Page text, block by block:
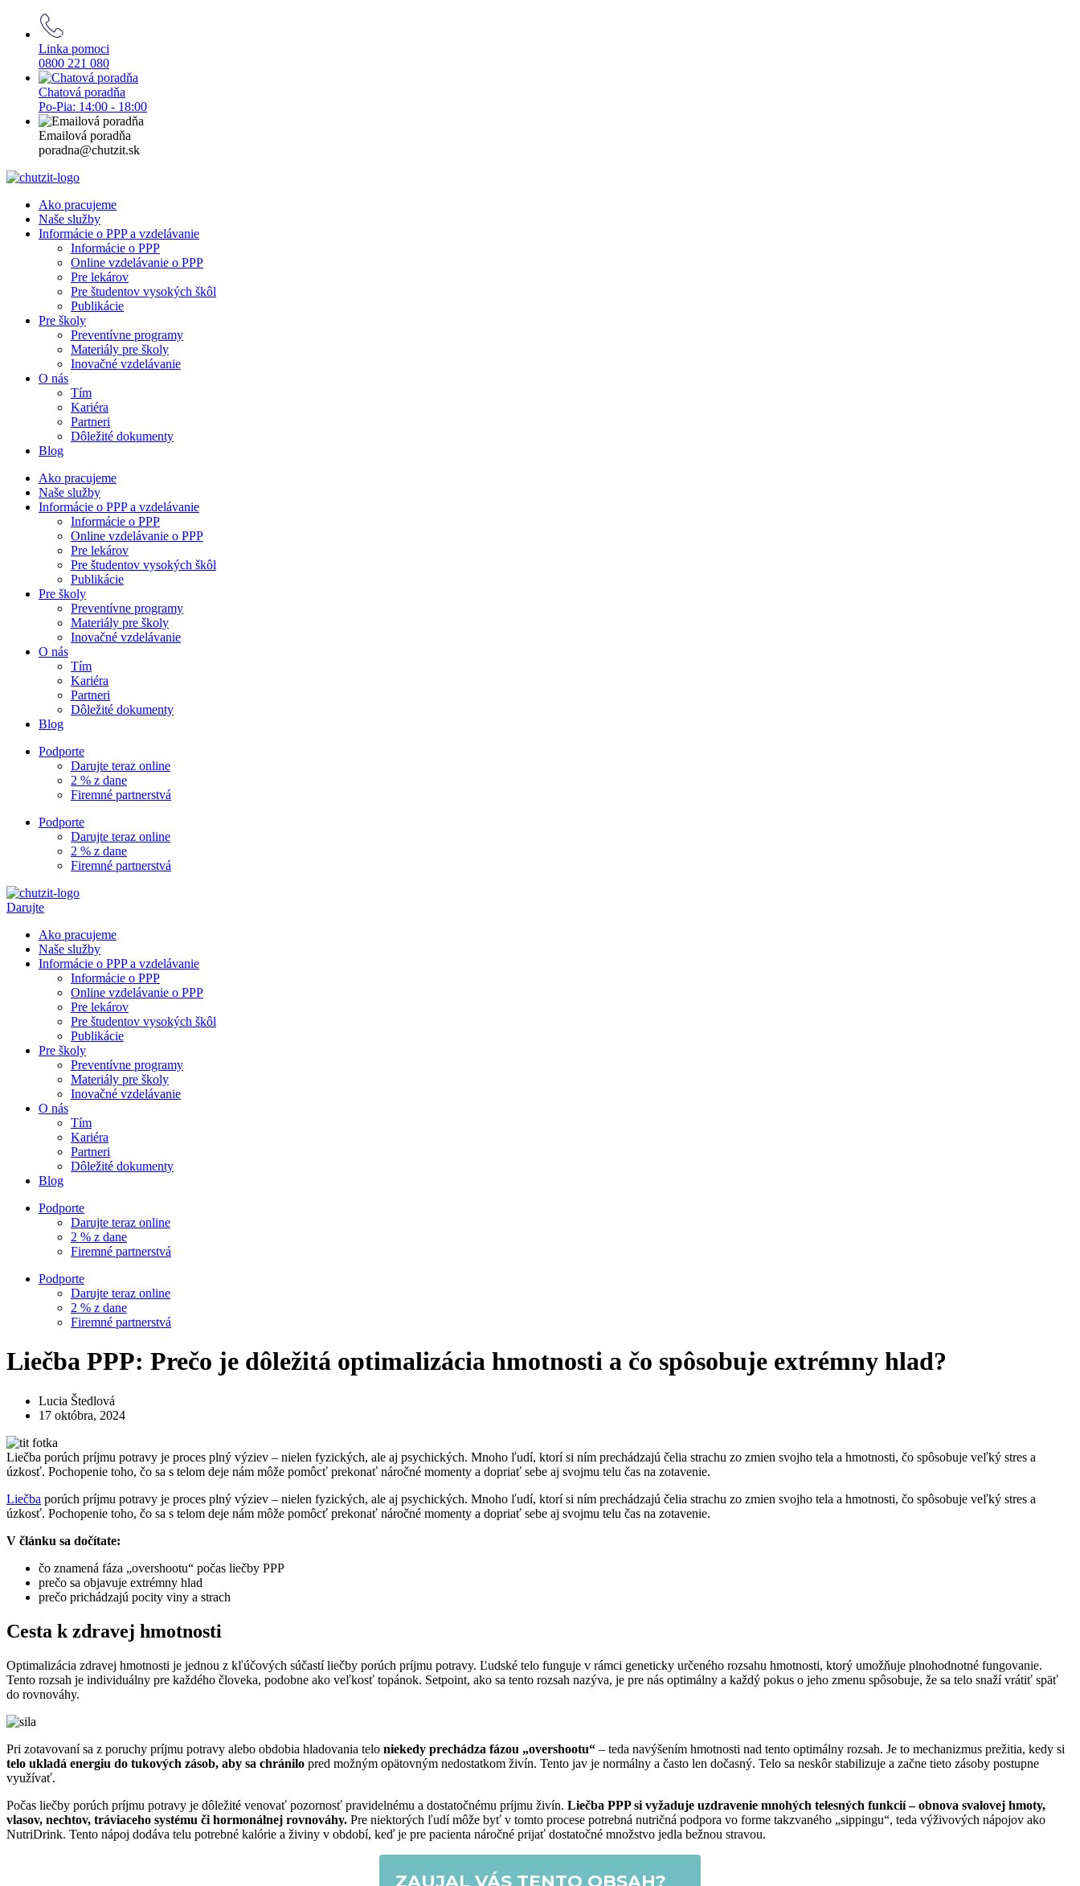
Linka pomoci
0800 221 080
Chatová poradňa
Po-Pia: 14:00 - 18:00
Emailová poradňa
poradna@chutzit.sk
Preskočiť
obsah
Ako pracujeme
Naše služby
Informácie o PPP a vzdelávanie
Informácie o PPP
Online vzdelávanie o PPP
Pre lekárov
Pre študentov vysokých škôl
Publikácie
Pre školy
Preventívne programy
Materiály pre školy
Inovačné vzdelávanie
O nás
Tím
Kariéra
Partneri
Dôležité dokumenty
Blog
Ako pracujeme
Naše služby
Informácie o PPP a vzdelávanie
Informácie o PPP
Online vzdelávanie o PPP
Pre lekárov
Pre študentov vysokých škôl
Publikácie
Pre školy
Preventívne programy
Materiály pre školy
Inovačné vzdelávanie
O nás
Tím
Kariéra
Partneri
Dôležité dokumenty
Blog
Podporte
Darujte teraz online
2 % z dane
Firemné partnerstvá
Podporte
Darujte teraz online
2 % z dane
Firemné partnerstvá
Darujte
Ako pracujeme
Naše služby
Informácie o PPP a vzdelávanie
Informácie o PPP
Online vzdelávanie o PPP
Pre lekárov
Pre študentov vysokých škôl
Publikácie
Pre školy
Preventívne programy
Materiály pre školy
Inovačné vzdelávanie
O nás
Tím
Kariéra
Partneri
Dôležité dokumenty
Blog
Podporte
Darujte teraz online
2 % z dane
Firemné partnerstvá
Podporte
Darujte teraz online
2 % z dane
Firemné partnerstvá
Liečba PPP: Prečo je dôležitá optimalizácia hmotnosti a čo spôsobuje extrémny hlad?
Lucia Štedlová
17 októbra, 2024
Liečba porúch príjmu potravy je proces plný výziev – nielen fyzických, ale aj psychických. Mnoho ľudí, ktorí si ním prechádzajú čelia strachu zo zmien svojho tela a hmotnosti, čo spôsobuje veľký stres a
úzkosť. Pochopenie toho, čo sa s telom deje nám môže pomôcť prekonať náročné momenty a dopriať sebe aj svojmu telu čas na zotavenie.
Liečba porúch príjmu potravy je proces plný výziev – nielen fyzických, ale aj psychických. Mnoho ľudí, ktorí si ním prechádzajú čelia strachu zo zmien svojho tela a hmotnosti, čo spôsobuje veľký stres a
úzkosť. Pochopenie toho, čo sa s telom deje nám môže pomôcť prekonať náročné momenty a dopriať sebe aj svojmu telu čas na zotavenie.
V článku sa dočítate:
čo znamená fáza „overshootu“ počas liečby PPP
prečo sa objavuje extrémny hlad
prečo prichádzajú pocity viny a strach
Cesta k zdravej hmotnosti
Optimalizácia zdravej hmotnosti je jednou z kľúčových súčastí liečby porúch príjmu potravy. Ľudské telo funguje v rámci geneticky určeného rozsahu hmotnosti, ktorý umožňuje plnohodnotné fungovanie.
Tento rozsah je individuálny pre každého človeka, podobne ako veľkosť topánok. Setpoint, ako sa tento rozsah nazýva, je pre nás optimálny a každý pokus o jeho zmenu spôsobuje, že sa telo snaží vrátiť späť
do rovnováhy.
Pri zotavovaní sa z poruchy príjmu potravy alebo obdobia hladovania telo niekedy prechádza fázou „overshootu“ – teda navýšením hmotnosti nad tento optimálny rozsah. Je to mechanizmus prežitia, kedy si
telo ukladá energiu do tukových zásob, aby sa chránilo pred možným opätovným nedostatkom živín. Tento jav je normálny a často len dočasný. Telo sa neskôr stabilizuje a začne tieto zásoby postupne
využívať.
Počas liečby porúch príjmu potravy je dôležité venovať pozornosť pravidelnému a dostatočnému príjmu živín. Liečba PPP si vyžaduje uzdravenie mnohých telesných funkcií – obnova svalovej hmoty,
vlasov, nechtov, tráviaceho systému či hormonálnej rovnováhy. Pre niektorých ľudí môže byť v tomto procese potrebná nutričná podpora vo forme takzvaného „sippingu“, teda výživových nápojov ako
NutriDrink. Tento nápoj dodáva telu potrebné kalórie a živiny v období, keď je pre pacienta náročné prijať dostatočné množstvo jedla bežnou stravou.
ZAUJAL VÁS TENTO OBSAH?